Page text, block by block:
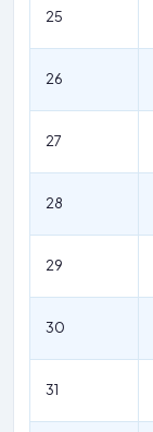
25
26
27
28
29
30
31